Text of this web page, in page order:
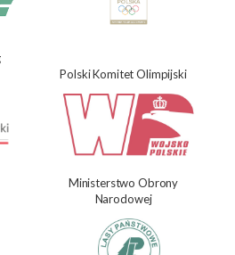
Polski Komitet Olimpijski
Ministerstwo Obrony
Narodowej